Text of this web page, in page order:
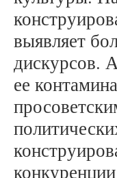
выявляет
дискурсов.
ее